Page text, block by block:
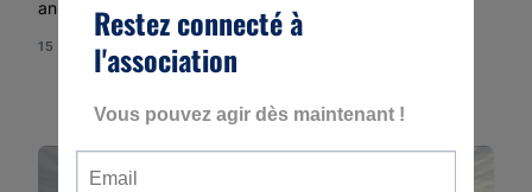
années, les associations […]
15 MIN READ